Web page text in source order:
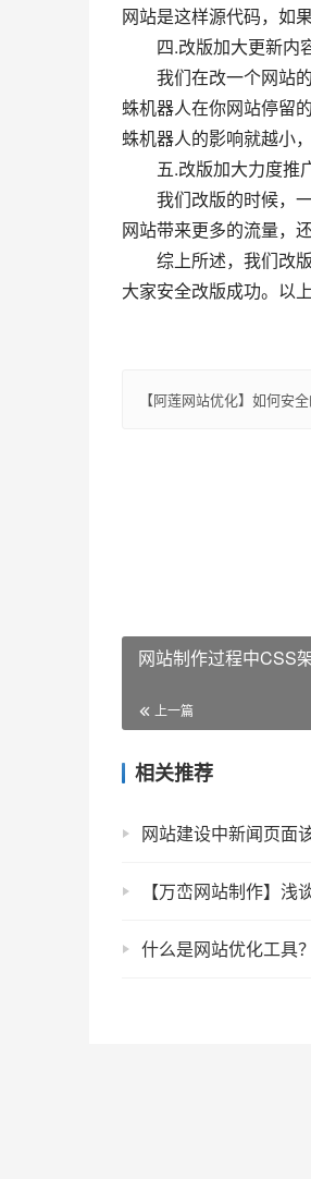
网站是这样源代码，如
四.改版加大更新内
我们在改一个网站的
蛛机器人在你网站停留
蛛机器人的影响就越小
五.改版加大力度推
我们改版的时候，一
网站带来更多的流量，
综上所述，我们改版
大家安全改版成功。以
【阿莲网站优化】如何安
网站制作过程中CSS
上一篇
相关推荐
网站建设中新闻页面